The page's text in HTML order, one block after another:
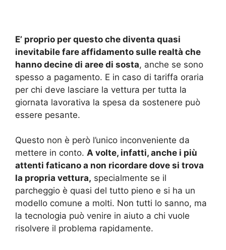
E’ proprio per questo che diventa quasi
inevitabile fare affidamento sulle realtà che
hanno decine di aree di sosta, anche se sono
spesso a pagamento. E in caso di tariffa oraria
per chi deve lasciare la vettura per tutta la
giornata lavorativa la spesa da sostenere può
essere pesante.
Questo non è però l’unico inconveniente da
mettere in conto. A volte, infatti, anche i più
attenti faticano a non ricordare dove si trova
la propria vettura, specialmente se il
parcheggio è quasi del tutto pieno e si ha un
modello comune a molti. Non tutti lo sanno, ma
la tecnologia può venire in aiuto a chi vuole
risolvere il problema rapidamente.